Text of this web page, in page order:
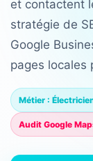
et contactent
stratégie de
Google
pages locales
Métier :
Audit Google